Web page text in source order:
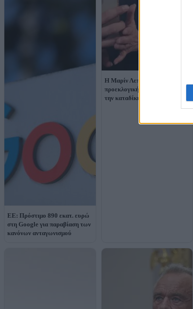
ΕΕ: Πρόστιμο 890 εκατ. ευρώ
στη Google για παραβίαση των
κανόνων ανταγωνισμού
Η Μαρίν Λεπέν ξεκινά την
προεκλογική εκστρατεία παρά
την καταδίκη της